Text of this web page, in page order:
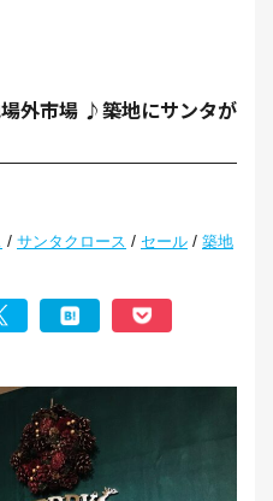
場外市場 ♪築地にサンタが
/ サンタクロース / セール / 築地